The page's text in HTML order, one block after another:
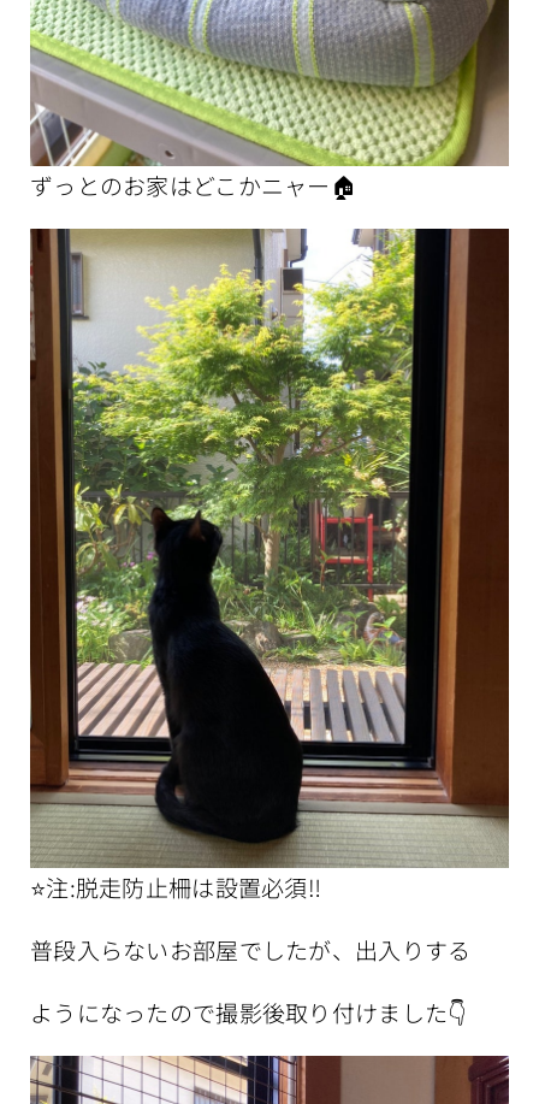
ずっとのお家はどこかニャー🏠
⭐️注:脱走防止柵は設置必須‼️
普段入らないお部屋でしたが、出入りする
ようになったので撮影後取り付けました👇